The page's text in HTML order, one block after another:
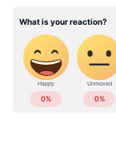
ഇതിൽ 148
കുട്ടികളും
വ്യക്തമാക്കി.